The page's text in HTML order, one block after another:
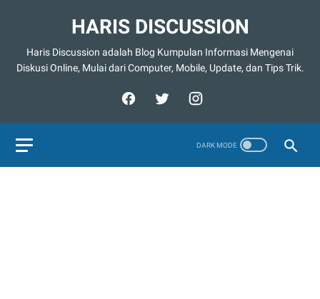
HARIS DISCUSSION
Haris Discussion adalah Blog Kumpulan Informasi Mengenai
Diskusi Online, Mulai dari Computer, Mobile, Update, dan Tips Trik.